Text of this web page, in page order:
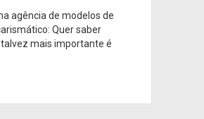
agência de modelos de
Quer saber
mais importante é